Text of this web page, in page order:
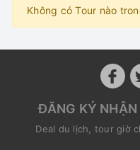
Không có Tour nào
ĐĂNG KÝ
Deal du lịch, tour giờ